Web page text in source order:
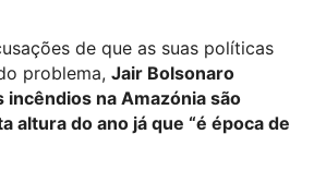
de que as suas políticas
problema, Jair Bolsonaro
incêndios na Amazónia são
altura do ano já que “é época de